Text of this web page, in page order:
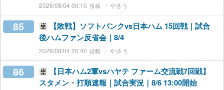
2026/08/04 00:10 やきう
85
【敗戦】ソフトバンクvs日本ハム 15回戦｜試合
後ハムファン反省会｜8/4
2026/08/04 20:40 やきう
86
【日本ハム2軍vsハヤテ ファーム交流戦7回戦】
スタメン・打順速報｜試合実況｜8/6 13:00開始